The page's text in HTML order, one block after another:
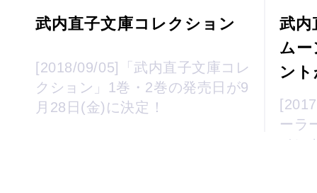
武内直子文庫コレクション
[2018/09/05]「武内直子文庫コレ
クション」1巻・2巻の発売日が9
月28日(金)に決定！
武内
ム
ン
ーラ
メ